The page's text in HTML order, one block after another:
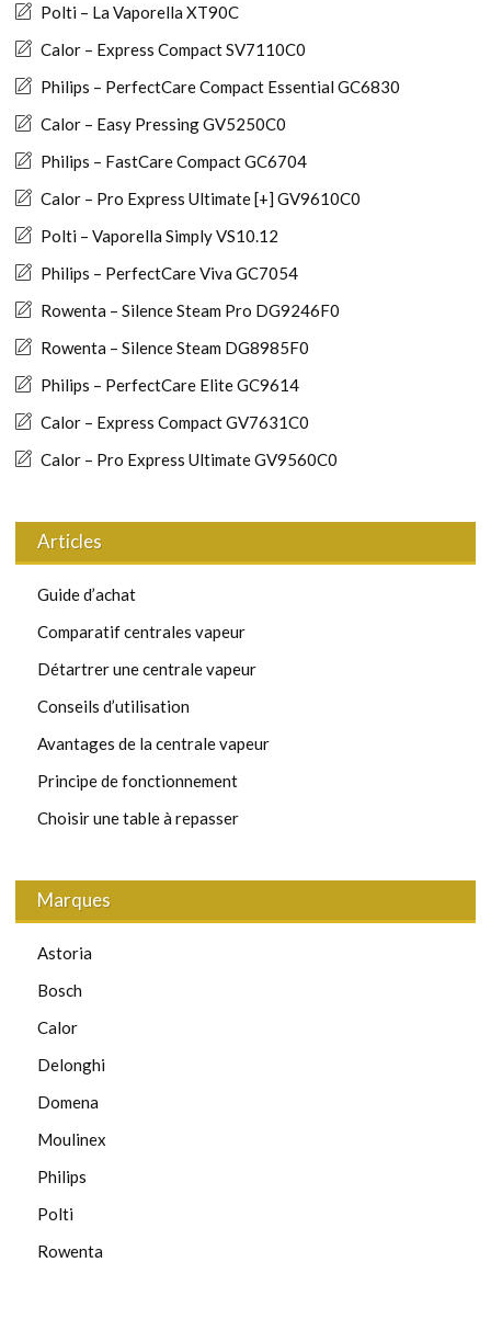
Polti – La Vaporella XT90C
Calor – Express Compact SV7110C0
Philips – PerfectCare Compact Essential GC6830
Calor – Easy Pressing GV5250C0
Philips – FastCare Compact GC6704
Calor – Pro Express Ultimate [+] GV9610C0
Polti – Vaporella Simply VS10.12
Philips – PerfectCare Viva GC7054
Rowenta – Silence Steam Pro DG9246F0
Rowenta – Silence Steam DG8985F0
Philips – PerfectCare Elite GC9614
Calor – Express Compact GV7631C0
Calor – Pro Express Ultimate GV9560C0
Articles
Guide d’achat
Comparatif centrales vapeur
Détartrer une centrale vapeur
Conseils d’utilisation
Avantages de la centrale vapeur
Principe de fonctionnement
Choisir une table à repasser
Marques
Astoria
Bosch
Calor
Delonghi
Domena
Moulinex
Philips
Polti
Rowenta